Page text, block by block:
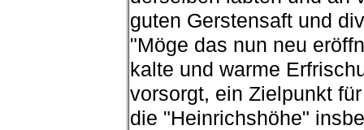
guten Gerstensaft und
"Möge das nun neu
kalte und warme
vorsorgt, ein Zielpunkt
die "Heinrichshöhe"